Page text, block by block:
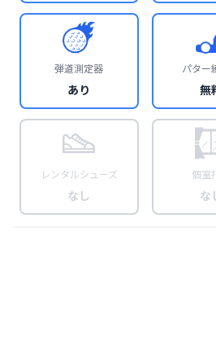
弾道測定器
あり
パター
無
レンタルシューズ
なし
個室
な